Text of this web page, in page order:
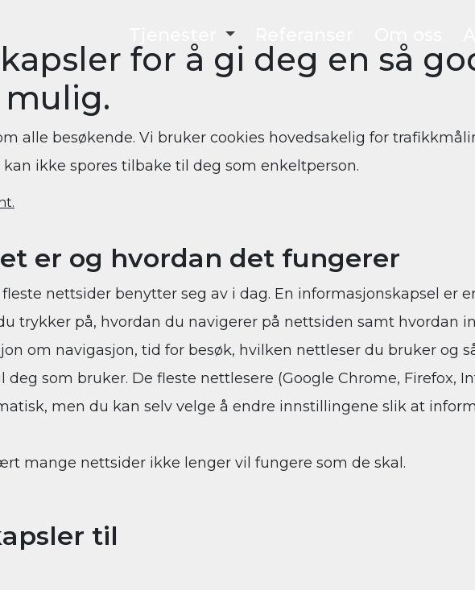
for å gi deg en så
alle besøkende. Vi bruker cookies hovedsakelig for
ikke spores tilbake til deg som enkeltperson.
er og hvordan det fungerer
nettsider benytter seg av i dag. En informasjonskapsel er
trykker på, hvordan du navigerer på nettsiden samt hvordan
om navigasjon, tid for besøk, hvilken nettleser du bruker og
som bruker. De fleste nettlesere (Google Chrome, Firefox,
men du kan selv velge å endre innstillingene slik at
mange nettsider ikke lenger vil fungere som de skal.
til